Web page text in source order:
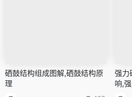
硒鼓结构组成图解,硒鼓结构原
理
强力
响,